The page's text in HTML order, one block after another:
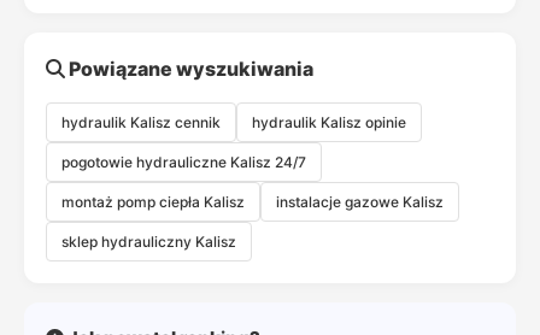
Powiązane wyszukiwania
hydraulik Kalisz cennik hydraulik Kalisz opinie
pogotowie hydrauliczne Kalisz 24/7
montaż pomp ciepła Kalisz instalacje gazowe Kalisz
sklep hydrauliczny Kalisz